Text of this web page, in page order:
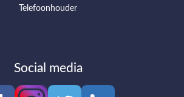
Telefoonhouder
Social media